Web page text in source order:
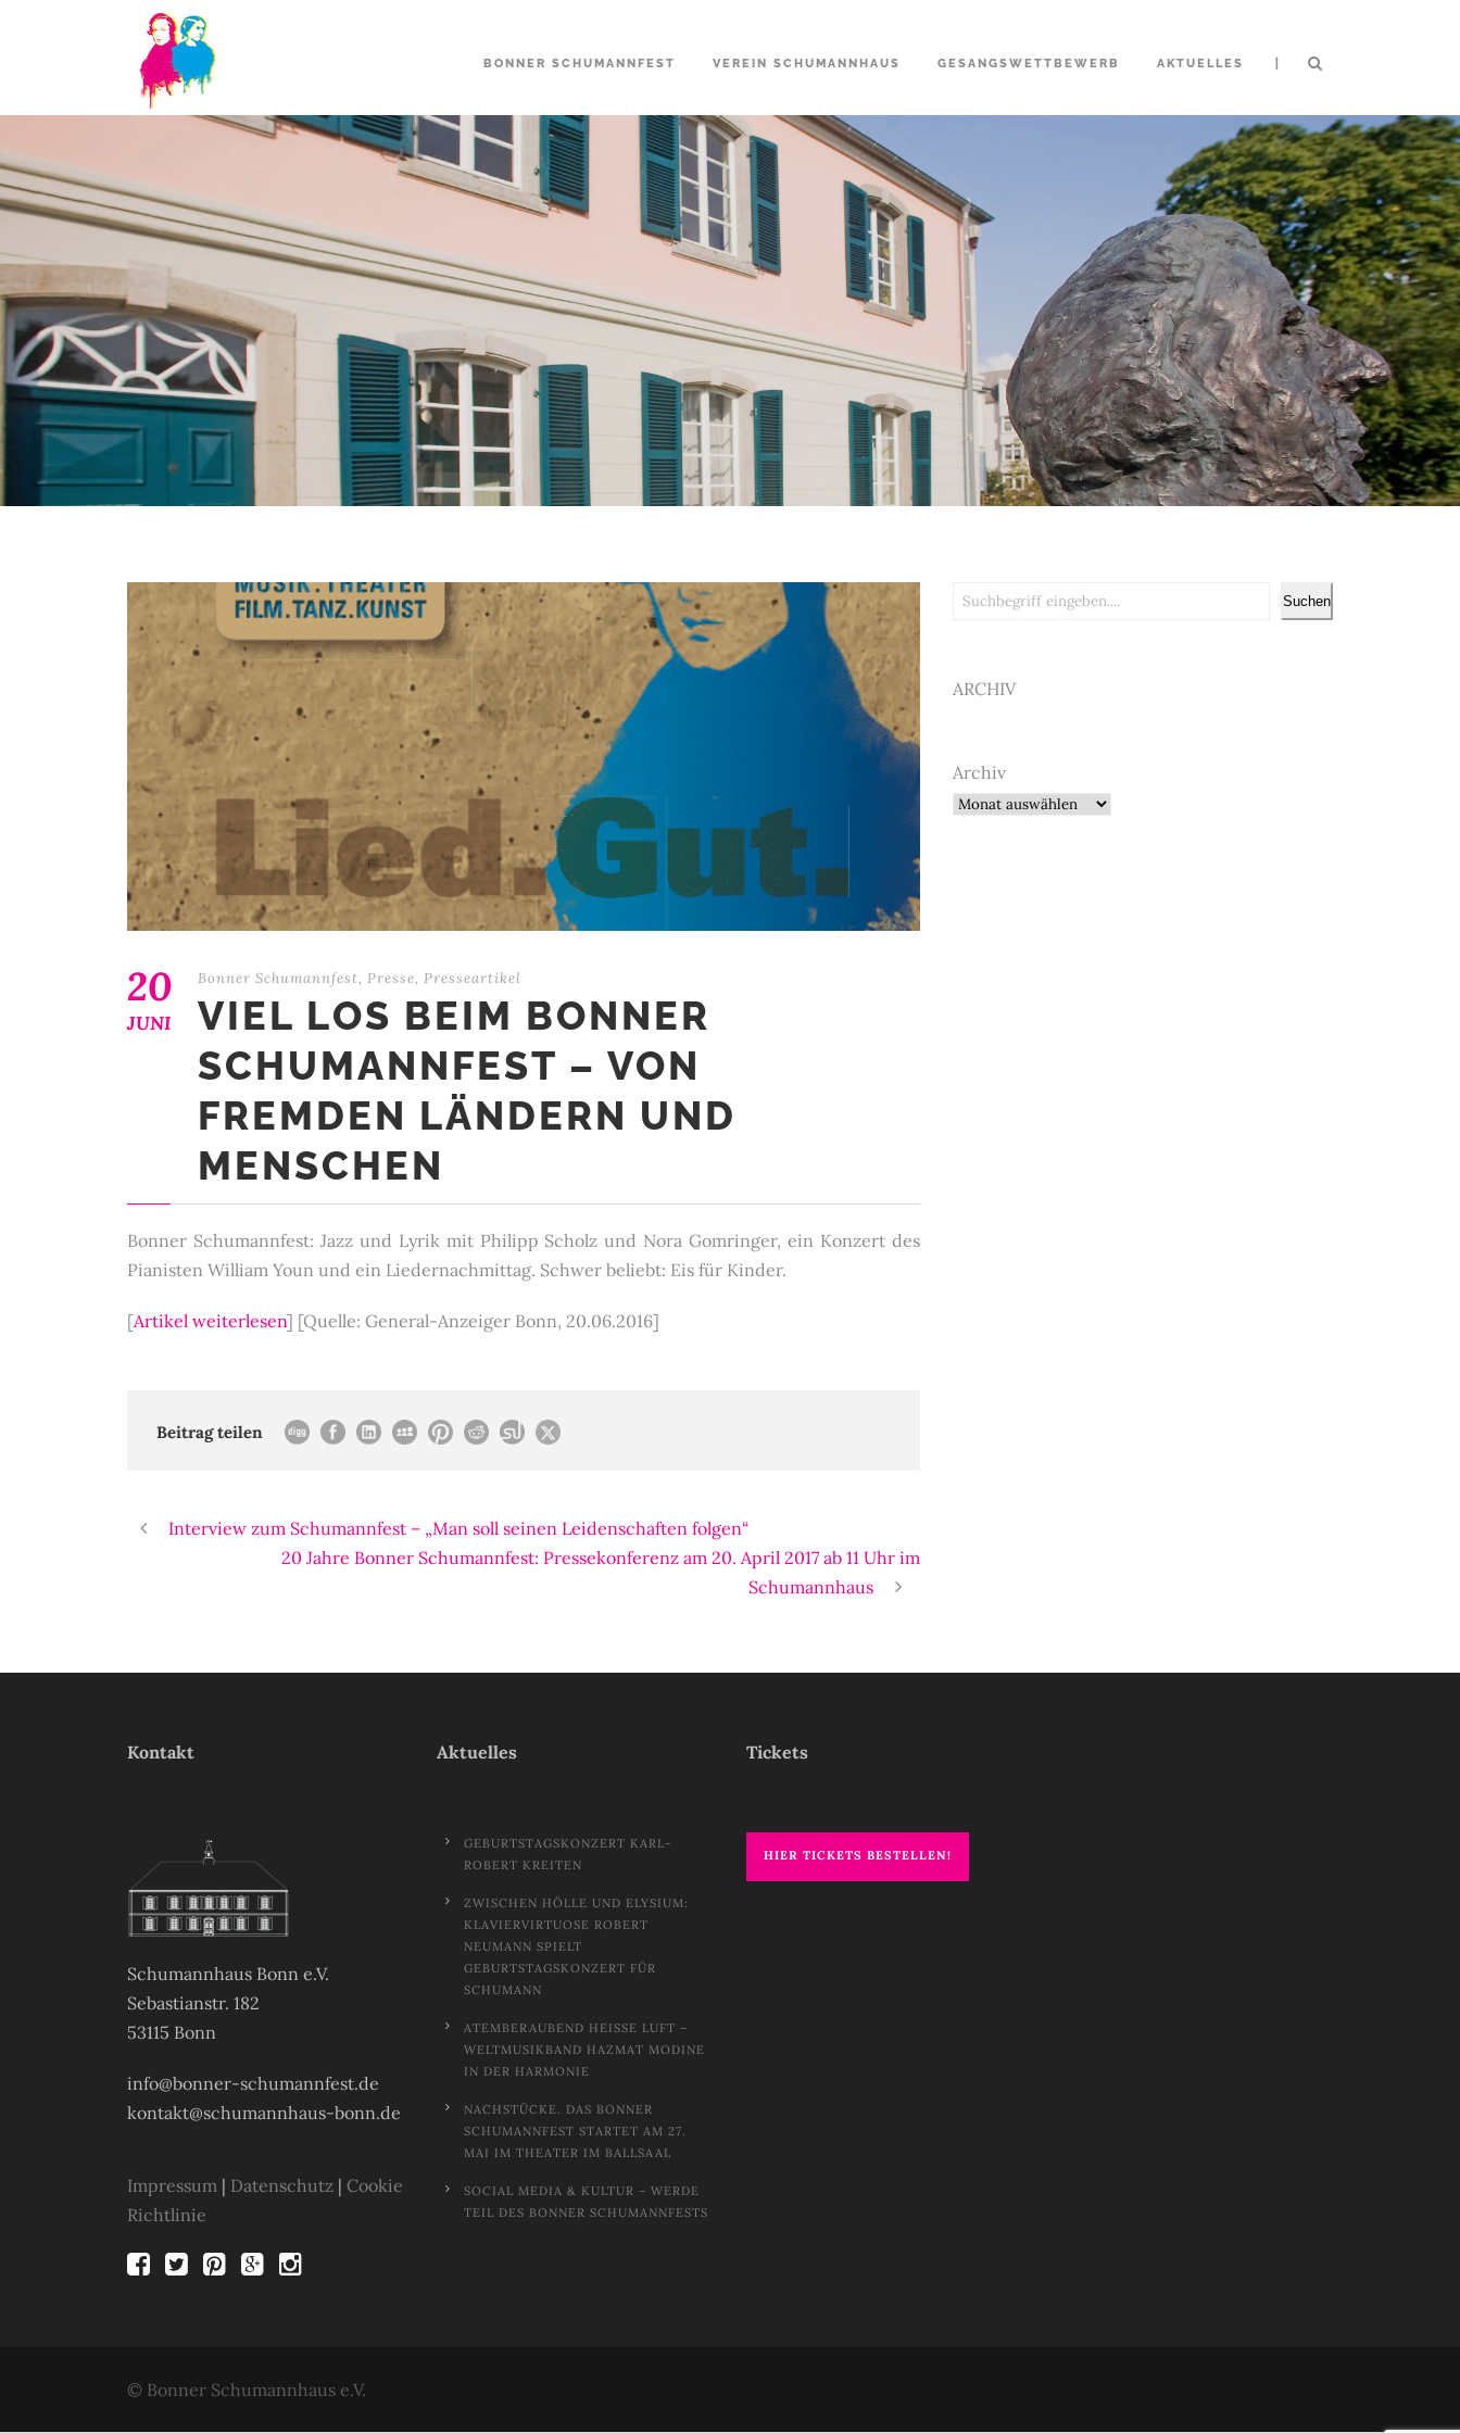
BONNER SCHUMANNFEST VEREIN SCHUMANNHAUS GESANGSWETTBEWERB AKTUELLES |
20
JUNI
Bonner Schumannfest, Presse, Presseartikel
VIEL LOS BEIM BONNER
SCHUMANNFEST – VON
FREMDEN LÄNDERN UND
MENSCHEN
Bonner Schumannfest: Jazz und Lyrik mit Philipp Scholz und Nora Gomringer, ein Konzert des
Pianisten William Youn und ein Liedernachmittag. Schwer beliebt: Eis für Kinder.
[Artikel weiterlesen] [Quelle: General-Anzeiger Bonn, 20.06.2016]
Beitrag teilen
Interview zum Schumannfest – „Man soll seinen Leidenschaften folgen“
20 Jahre Bonner Schumannfest: Pressekonferenz am 20. April 2017 ab 11 Uhr im
Schumannhaus
Suchen Suchen
ARCHIV
Archiv
Kontakt
Schumannhaus Bonn e.V.
Sebastianstr. 182
53115 Bonn
info@bonner-schumannfest.de
kontakt@schumannhaus-bonn.de
Impressum | Datenschutz | Cookie
Richtlinie
Aktuelles
GEBURTSTAGSKONZERT KARL-
ROBERT KREITEN
ZWISCHEN HÖLLE UND ELYSIUM:
KLAVIERVIRTUOSE ROBERT
NEUMANN SPIELT
GEBURTSTAGSKONZERT FÜR
SCHUMANN
ATEMBERAUBEND HEISSE LUFT – W
ELTMUSIKBAND HAZMAT MODINE I
N DER HARMONIE
NACHSTÜCKE. DAS BONNER
SCHUMANNFEST STARTET AM 27.
MAI IM THEATER IM BALLSAAL
SOCIAL MEDIA & KULTUR – WERDE
TEIL DES BONNER SCHUMANNFESTS
Tickets
HIER TICKETS BESTELLEN!
© Bonner Schumannhaus e.V.